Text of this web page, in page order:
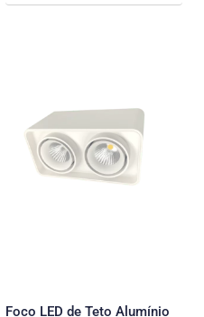
Foco LED de Teto Alumínio